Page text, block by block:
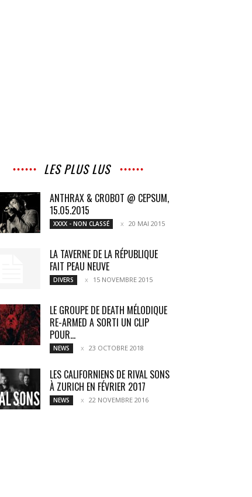
LES PLUS LUS
ANTHRAX & CROBOT @ CEPSUM,
15.05.2015
XXXX - NON CLASSÉ 20 MAI 2015
LA TAVERNE DE LA RÉPUBLIQUE
FAIT PEAU NEUVE
DIVERS 15 NOVEMBRE 2015
LE GROUPE DE DEATH MÉLODIQUE
RE-ARMED A SORTI UN CLIP
POUR...
NEWS 23 OCTOBRE 2018
LES CALIFORNIENS DE RIVAL SONS
À ZURICH EN FÉVRIER 2017
NEWS 22 NOVEMBRE 2016